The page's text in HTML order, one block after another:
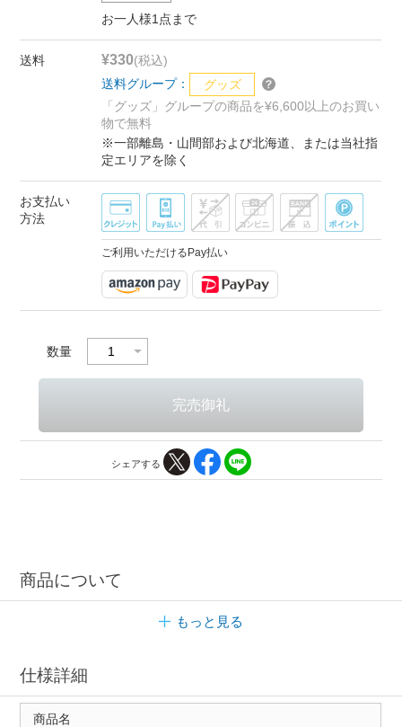
お一人様1点まで
送料 ¥330(税込)
送料グループ：
グッズ
「グッズ」グループの商品を¥6,600以上のお買い
物で無料
※一部離島・山間部および北海道、または当社指
定エリアを除く
お支払い
方法
ご利用いただけるPay払い
数量
シェアする
商品について
もっと見る
仕様詳細
商品名